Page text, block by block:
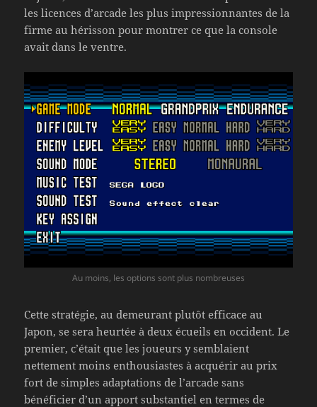
les licences d’arcade les plus impressionnantes de la
firme au hérisson pour montrer ce que la console
avait dans le ventre.
Au moins, les options sont plus nombreuses
Cette stratégie, au demeurant plutôt efficace au
Japon, se sera heurtée à deux écueils en occident. Le
premier, c’était que les joueurs y semblaient
nettement moins enthousiastes à acquérir au prix
fort de simples adaptations de l’arcade sans
bénéficier d’un apport substantiel en termes de